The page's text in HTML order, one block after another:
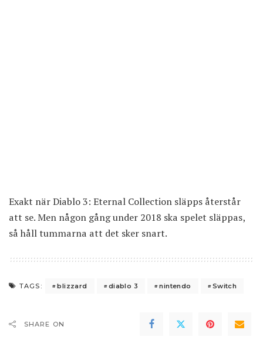
Exakt när Diablo 3: Eternal Collection släpps återstår
att se. Men någon gång under 2018 ska spelet släppas,
så håll tummarna att det sker snart.
TAGS: blizzard diablo 3 nintendo Switch
SHARE ON